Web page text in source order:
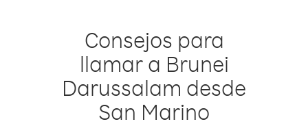
Consejos para
llamar a Brunei
Darussalam desde
San Marino